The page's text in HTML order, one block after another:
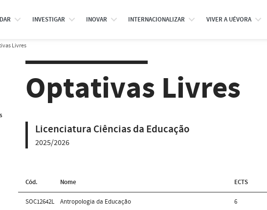
INVESTIGAR INOVAR INTERNACIONALIZAR VIVER A UÉVORA
Livres
Optativas Livres
Licenciatura Ciências da Educação
2025/2026
Cód. Nome ECTS
SOC12642L Antropologia da Educação 6